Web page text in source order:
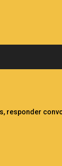
responder